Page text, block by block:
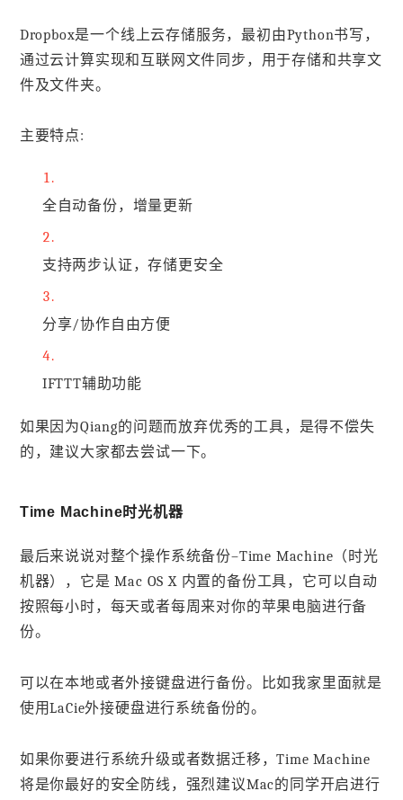
Dropbox是一个线上云存储服务，最初由Python书写，
通过云计算实现和互联网文件同步，用于存储和共享文
件及文件夹。
主要特点:
全自动备份，增量更新
支持两步认证，存储更安全
分享/协作自由方便
IFTTT辅助功能
如果因为Qiang的问题而放弃优秀的工具，是得不偿失
的，建议大家都去尝试一下。
Time Machine时光机器
最后来说说对整个操作系统备份–Time Machine（时光
机器），它是 Mac OS X 内置的备份工具，它可以自动
按照每小时，每天或者每周来对你的苹果电脑进行备
份。
可以在本地或者外接键盘进行备份。比如我家里面就是
使用LaCie外接硬盘进行系统备份的。
如果你要进行系统升级或者数据迁移，Time Machine
将是你最好的安全防线，强烈建议Mac的同学开启进行